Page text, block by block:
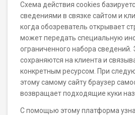
Схема действия cookies
сведениями в связке сайтом и
когда обозреватель открывает
может передать специальную
ограниченного набора сведений.
сохраняются на клиента и
конкретным ресурсом. При
этому самому сайту браузер
возвращает подходящие куки
С помощью этому платформа